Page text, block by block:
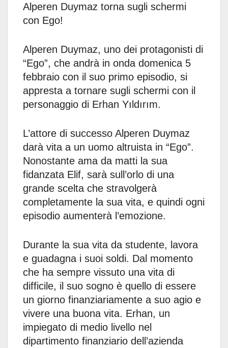
Alperen Duymaz torna sugli schermi
con Ego!
Alperen Duymaz, uno dei protagonisti di
“Ego”, che andrà in onda domenica 5
febbraio con il suo primo episodio, si
appresta a tornare sugli schermi con il
personaggio di Erhan Yıldırım.
L’attore di successo Alperen Duymaz
darà vita a un uomo altruista in “Ego”.
Nonostante ama da matti la sua
fidanzata Elif, sarà sull’orlo di una
grande scelta che stravolgerà
completamente la sua vita, e quindi ogni
episodio aumenterà l’emozione.
Durante la sua vita da studente, lavora
e guadagna i suoi soldi. Dal momento
che ha sempre vissuto una vita di
difficile, il suo sogno è quello di essere
un giorno finanziariamente a suo agio e
vivere una buona vita. Erhan, un
impiegato di medio livello nel
dipartimento finanziario dell’azienda